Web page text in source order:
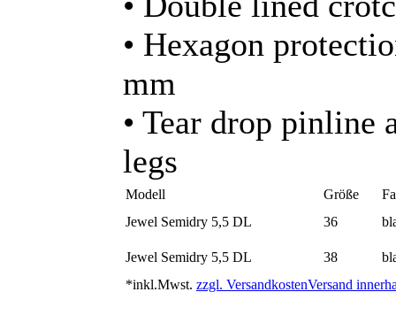
• Hexagon
mm
• Tear drop pinline
legs
Modell Größe
Jewel Semidry 5,5 DL
36
Jewel Semidry 5,5 DL 38
*inkl.Mwst. zzgl. VersandkostenVersand